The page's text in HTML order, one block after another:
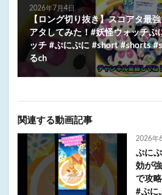
2026年7月4日
【ロング切り抜き】スコアタ最
アタしてみた！#妖怪ウォッチぷ
ッチ #ぷにぷに #short #shorts
るch
関連する動画記事
2026年
ぷに
効が
で攻
#ぷに